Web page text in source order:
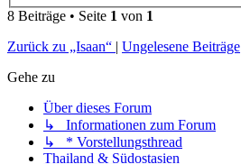
8 Beiträge • Seite 1 von 1
Zurück zu „Isaan“ | Ungelesene Beiträge
Gehe zu
Über dieses Forum
↳ Informationen zum Forum
↳ * Vorstellungsthread
Thailand & Südostasien